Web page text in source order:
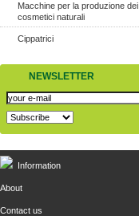
Macchine per la produzione dei
cosmetici naturali
Cippatrici
NEWSLETTER
Information
About
Contact us